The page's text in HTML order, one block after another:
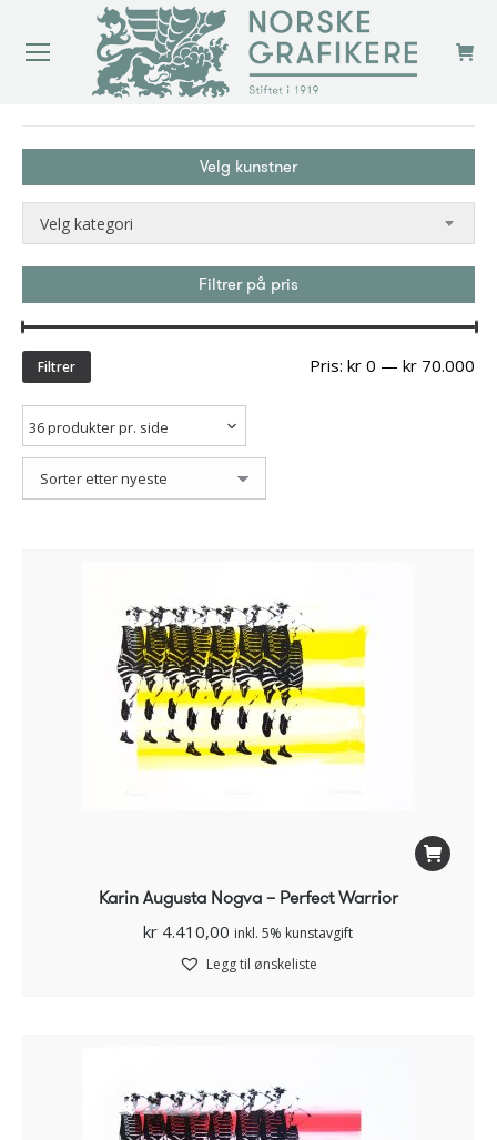
Velg kunstner
Velg kategori
Filtrer på pris
Filtrer Pris: kr 0 — kr 70.000
Karin Augusta Nogva – Perfect Warrior
kr 4.410,00 inkl. 5% kunstavgift
Legg til ønskeliste